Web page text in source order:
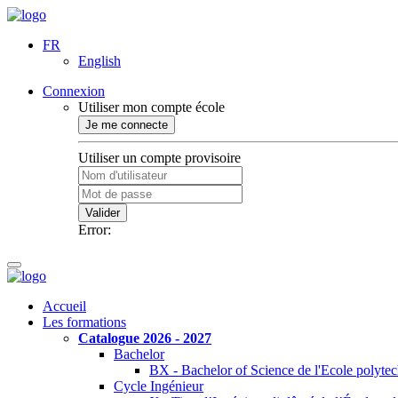
FR
English
Connexion
Utiliser mon compte école
Je me connecte
Utiliser un compte provisoire
Valider
Error:
Accueil
Les formations
Catalogue 2026 - 2027
Bachelor
BX - Bachelor of Science de l'Ecole
Cycle Ingénieur